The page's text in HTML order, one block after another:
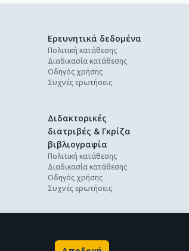
Ερευνητικά δεδομένα
Πολιτική κατάθεσης
Διαδικασία κατάθεσης
Οδηγός χρήσης
Συχνές ερωτήσεις
Διδακτορικές
διατριβές & Γκρίζα
βιβλιογραφία
Πολιτική κατάθεσης
Διαδικασία κατάθεσης
Οδηγός χρήσης
Συχνές ερωτήσεις